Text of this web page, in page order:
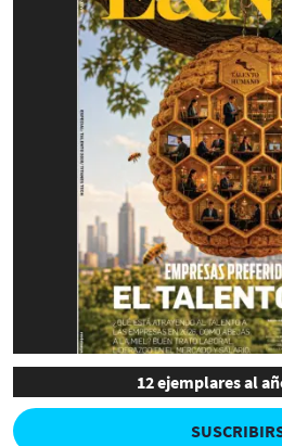
12 ejemplares al